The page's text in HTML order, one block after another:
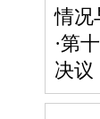
情况
·第
决议